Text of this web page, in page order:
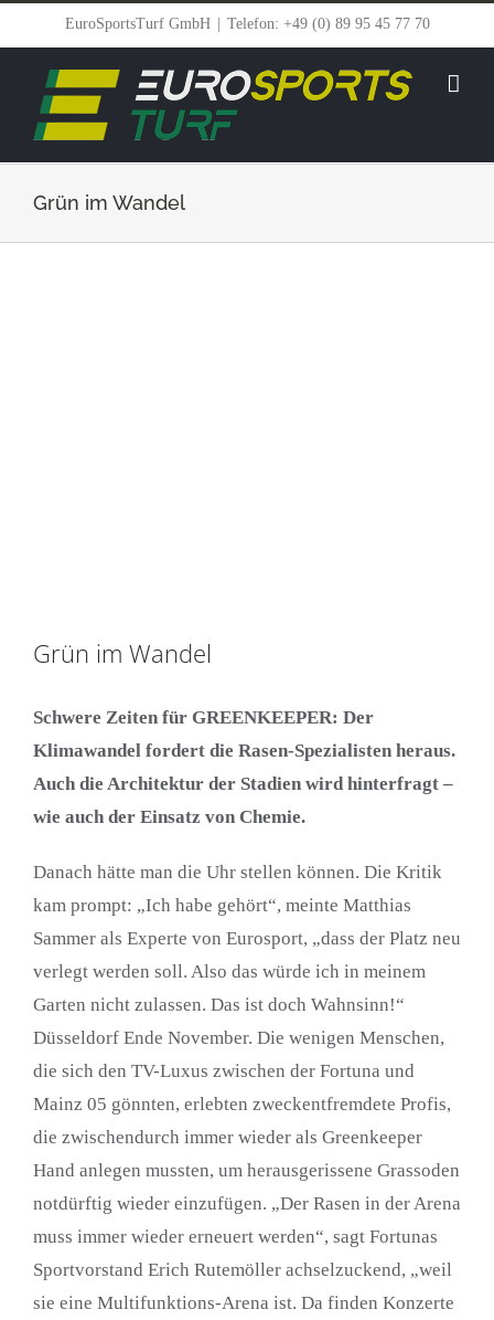
Inhalt
springen
EuroSportsTurf GmbH Telefon: +49 (0) 89 95 45 77 70
Grün im Wandel
Grün im Wandel
Schwere Zeiten für GREENKEEPER: Der
Klimawandel fordert die Rasen-Spezialisten heraus.
Auch die Architektur der Stadien wird hinterfragt –
wie auch der Einsatz von Chemie.
Danach hätte man die Uhr stellen können. Die Kritik
kam prompt: „Ich habe gehört“, meinte Matthias
Sammer als Experte von Eurosport, „dass der Platz neu
verlegt werden soll. Also das würde ich in meinem
Garten nicht zulassen. Das ist doch Wahnsinn!“
Düsseldorf Ende November. Die wenigen Menschen,
die sich den TV-Luxus zwischen der Fortuna und
Mainz 05 gönnten, erlebten zweckentfremdete Profis,
die zwischendurch immer wieder als Greenkeeper
Hand anlegen mussten, um herausgerissene Grassoden
notdürftig wieder einzufügen. „Der Rasen in der Arena
muss immer wieder erneuert werden“, sagt Fortunas
Sportvorstand Erich Rutemöller achselzuckend, „weil
sie eine Multifunktions-Arena ist. Da finden Konzerte